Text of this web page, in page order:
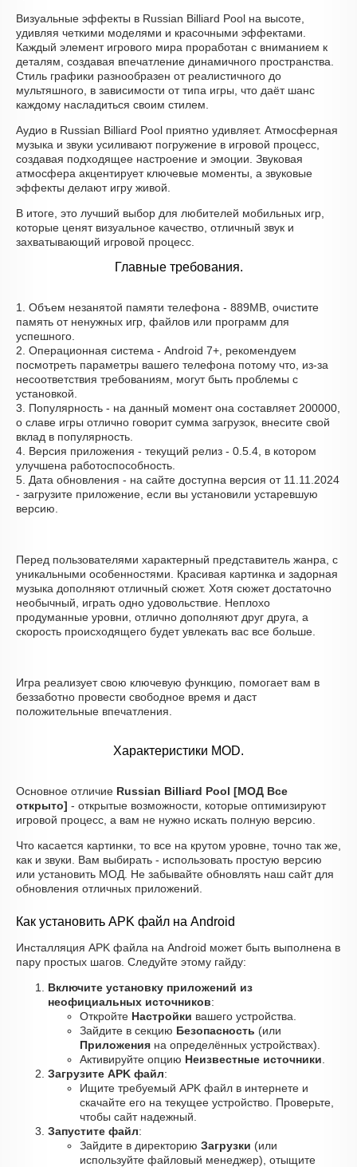
Визуальные эффекты в Russian Billiard Pool на высоте,
удивляя четкими моделями и красочными эффектами.
Каждый элемент игрового мира проработан с вниманием к
деталям, создавая впечатление динамичного пространства.
Стиль графики разнообразен от реалистичного до
мультяшного, в зависимости от типа игры, что даёт шанс
каждому насладиться своим стилем.
Аудио в Russian Billiard Pool приятно удивляет. Атмосферная
музыка и звуки усиливают погружение в игровой процесс,
создавая подходящее настроение и эмоции. Звуковая
атмосфера акцентирует ключевые моменты, а звуковые
эффекты делают игру живой.
В итоге, это лучший выбор для любителей мобильных игр,
которые ценят визуальное качество, отличный звук и
захватывающий игровой процесс.
Главные требования.
1. Объем незанятой памяти телефона - 889MB, очистите
память от ненужных игр, файлов или программ для
успешного.
2. Операционная система - Android 7+, рекомендуем
посмотреть параметры вашего телефона потому что, из-за
несоответствия требованиям, могут быть проблемы с
установкой.
3. Популярность - на данный момент она составляет 200000,
о cлаве игры отлично говорит сумма загрузок, внесите свой
вклад в популярность.
4. Версия приложения - текущий релиз - 0.5.4, в котором
улучшена работоспособность.
5. Дата обновления - на сайте доступна версия от 11.11.2024
- загрузите приложение, если вы установили устаревшую
версию.
Перед пользователями характерный представитель жанра, с
уникальными особенностями. Красивая картинка и задорная
музыка дополняют отличный сюжет. Хотя сюжет достаточно
необычный, играть одно удовольствие. Неплохо
продуманные уровни, отлично дополняют друг друга, а
скорость происходящего будет увлекать вас все больше.
Игра реализует свою ключевую функцию, помогает вам в
беззаботно провести свободное время и даст
положительные впечатления.
Характеристики MOD.
Основное отличие Russian Billiard Pool [МОД Все
открыто] - открытые возможности, которые оптимизируют
игровой процесс, а вам не нужно искать полную версию.
Что касается картинки, то все на крутом уровне, точно так же,
как и звуки. Вам выбирать - использовать простую версию
или установить МОД. Не забывайте обновлять наш сайт для
обновления отличных приложений.
Как установить APK файл на Android
Инсталляция APK файла на Android может быть выполнена в
пару простых шагов. Следуйте этому гайду:
Включите установку приложений из
неофициальных источников:
Откройте Настройки вашего устройства.
Зайдите в секцию Безопасность (или
Приложения на определённых устройствах).
Активируйте опцию Неизвестные источники
Загрузите APK файл:
Ищите требуемый APK файл в интернете и
скачайте его на текущее устройство. Проверьте,
чтобы сайт надежный.
Запустите файл:
Зайдите в директорию Загрузки (или
используйте файловый менеджер), отыщите